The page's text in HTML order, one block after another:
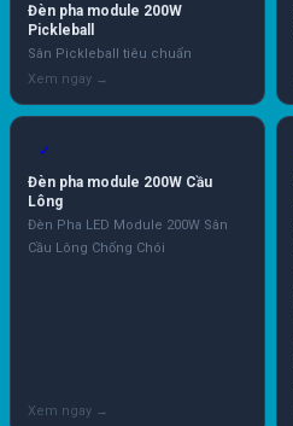
Đèn pha module 200W
Pickleball
Sân Pickleball tiêu chuẩn
✓
Đèn pha module 200W Cầu
Lông
Đèn Pha LED Module 200W Sân
Cầu Lông Chống Chói